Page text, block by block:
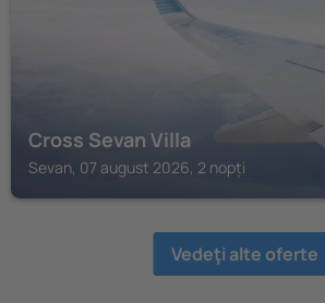
Cross Sevan Villa
Sevan, 07 august 2026, 2 nopți
Vedeţi alte oferte